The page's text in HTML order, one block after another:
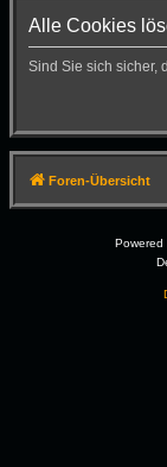
Alle Cookies
Sind Sie sich sicher,
Foren-Übersicht
Powered